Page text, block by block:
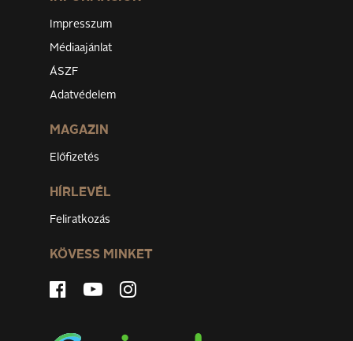
Impresszum
Médiaajánlat
ÁSZF
Adatvédelem
MAGAZIN
Előfizetés
HÍRLEVÉL
Feliratkozás
KÖVESS MINKET